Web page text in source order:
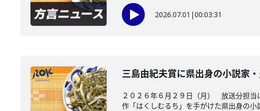
2026.07.01 |00:03:31
三島由紀夫賞に県出身の小説家
２０２６年６月２９日（月） 放送分担当
作「はくしむるち」を手がけた県出身の小